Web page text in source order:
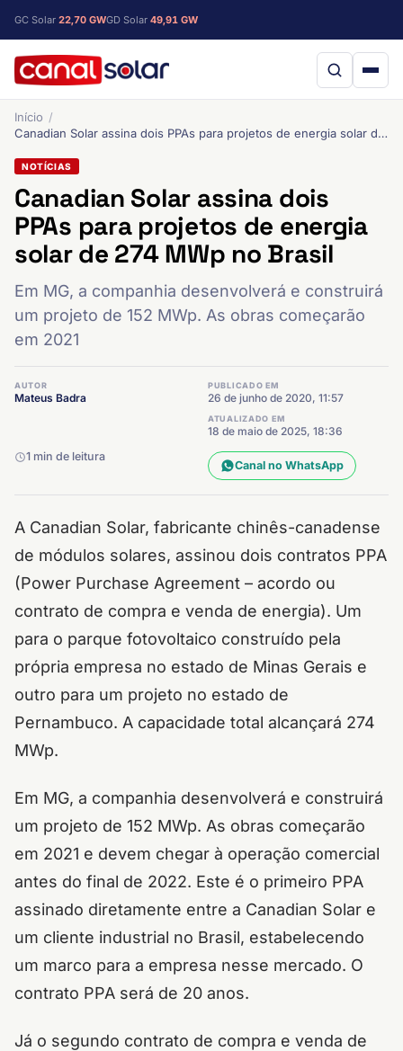
GC Solar 22,70 GWGD Solar 49,91 GW
Início
Canadian Solar assina dois PPAs para projetos de energia solar de 274 MWp no Brasil
NOTÍCIAS
Canadian Solar assina dois
PPAs para projetos de energia
solar de 274 MWp no Brasil
Em MG, a companhia desenvolverá e construirá
um projeto de 152 MWp. As obras começarão
em 2021
AUTOR
Mateus Badra
PUBLICADO EM
26 de junho de 2020, 11:57
ATUALIZADO EM
18 de maio de 2025, 18:36
1 min de leitura
Canal no WhatsApp
A Canadian Solar, fabricante chinês-canadense
de módulos solares, assinou dois contratos PPA
(Power Purchase Agreement – acordo ou
contrato de compra e venda de energia). Um
para o parque fotovoltaico construído pela
própria empresa no estado de Minas Gerais e
outro para um projeto no estado de
Pernambuco. A capacidade total alcançará 274
MWp.
Em MG, a companhia desenvolverá e construirá
um projeto de 152 MWp. As obras começarão
em 2021 e devem chegar à operação comercial
antes do final de 2022. Este é o primeiro PPA
assinado diretamente entre a Canadian Solar e
um cliente industrial no Brasil, estabelecendo
um marco para a empresa nesse mercado. O
contrato PPA será de 20 anos.
Já o segundo contrato de compra e venda de